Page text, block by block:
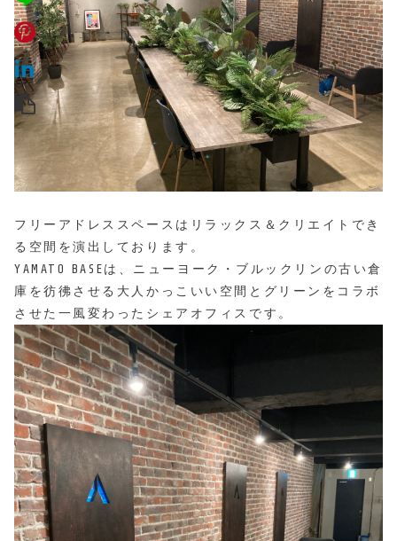
フリーアドレススペースはリラックス＆クリエイトでき
る空間を演出しております。
YAMATO BASEは、ニューヨーク・ブルックリンの古い倉
庫を彷彿させる大人かっこいい空間とグリーンをコラボ
させた一風変わったシェアオフィスです。